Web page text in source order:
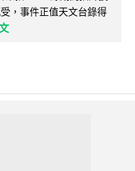
，事件正值天文台錄得